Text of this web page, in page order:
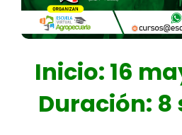
Inicio: 16
Duración: 8